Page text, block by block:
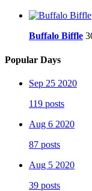
Buffalo Biffle
Popular Days
Sep 25 2020
119 posts
Aug 6 2020
87 posts
Aug 5 2020
39 posts